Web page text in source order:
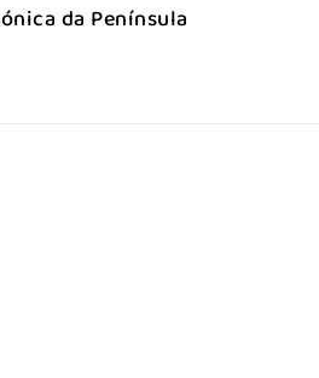
da Península